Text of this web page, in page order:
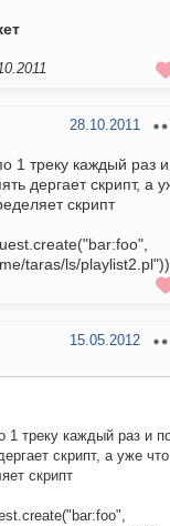
28.10.2011
1 треку каждый раз и
дергает скрипт, а
скрипт
taras/ls/
15.05.2012
1 треку каждый раз и
скрипт, а уже что
скрипт